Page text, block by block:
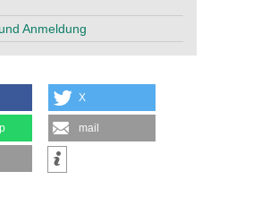
Anmeldung
X
mail